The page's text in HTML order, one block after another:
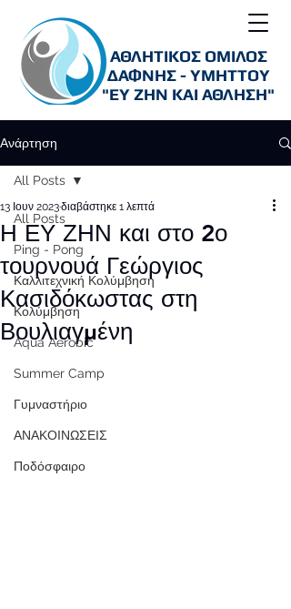
ΑΘΛΗΤΙΚΟΣ ΟΜΙΛΟΣ
ΔΑΦΝΗΣ - ΥΜΗΤΤΟΥ
"ΕΥ ΖΗΝ ΚΑΙ ΑΘΛΗΣΗ"
Ανάρτηση
All Posts
Ping - Pong
Καλλιτεχνική Κολύμβηση
Κολύμβηση
Aqua Aerobic
Summer Camp
Γυμναστήριο
ΑΝΑΚΟΙΝΩΣΕΙΣ
Ποδόσφαιρο
All Posts
Η ΕΥ ΖΗΝ και στο 2ο
τουρνουά Γεώργιος
Κασιδόκωστας στη
Βουλιαγμένη
13 Ιουν 2023διαβάστηκε 1 λεπτά